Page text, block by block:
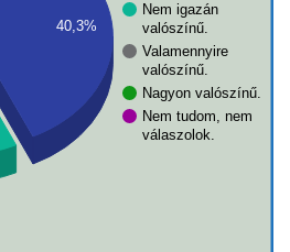
Nem igazán
valószínű.
Valamennyire
valószínű.
Nagyon valószínű.
Nem tudom, nem
válaszolok.
40,3%